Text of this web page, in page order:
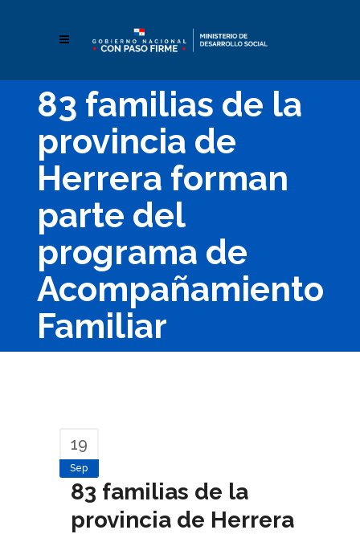
83 familias de la
provincia de
Herrera forman
parte del
programa de
Acompañamiento
Familiar
19
Sep
83 familias de la
provincia de Herrera